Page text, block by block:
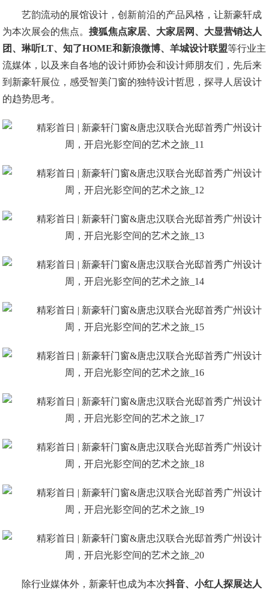
艺韵流动的展馆设计，创新前沿的产品风格，让新豪轩成
为本次展会的焦点。搜狐焦点家居、大家居网、大显营销达人
团、琳听LT、知了HOME和新浪微博、羊城设计联盟等行业主
流媒体，以及来自各地的设计师协会和设计师朋友们，先后来
到新豪轩展位，感受智美门窗的独特设计哲思，探寻人居设计
的趋势思考。
除行业媒体外，新豪轩也成为本次抖音、小红人探展达人